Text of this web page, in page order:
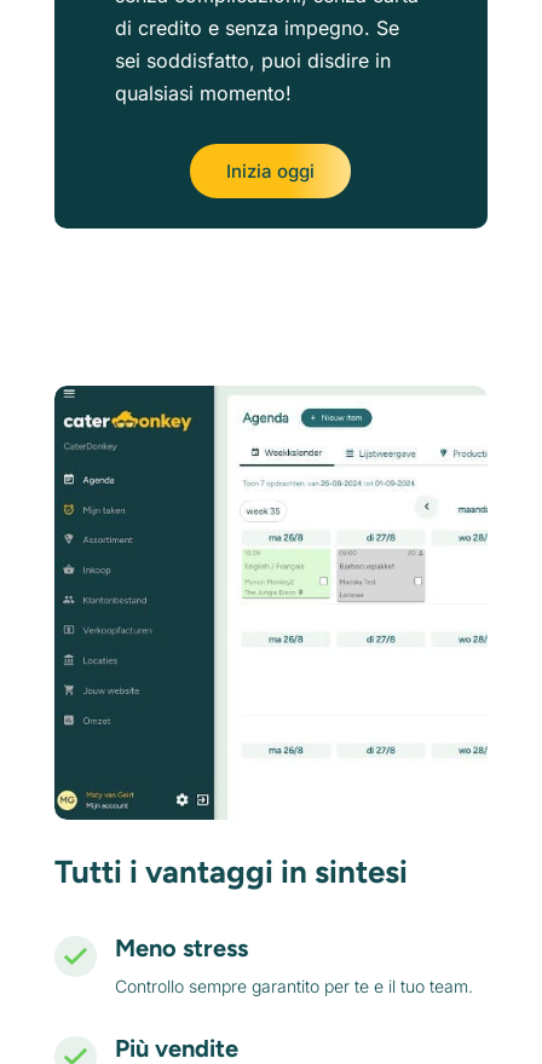
di credito e senza impegno. Se
sei soddisfatto, puoi disdire in
qualsiasi momento!
Inizia oggi
Tutti i vantaggi in sintesi
Meno stress
Controllo sempre garantito per te e il tuo team.
Più vendite